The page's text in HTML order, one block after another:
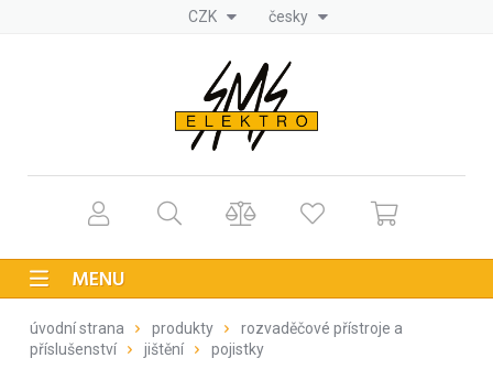
CZK česky
MENU
úvodní strana produkty
rozvaděčové přístroje a
příslušenství
jištění pojistky